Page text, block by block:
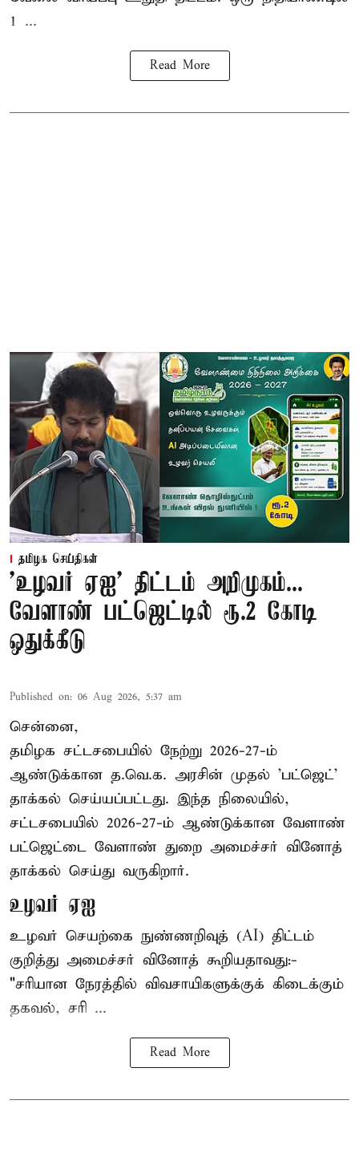
1 ...
Read More
தமிழக செய்திகள்
'உழவர் ஏஐ' திட்டம் அறிமுகம்...
வேளாண் பட்ஜெட்டில் ரூ.2 கோடி
ஒதுக்கீடு
Published on: 06 Aug 2026, 5:37 am
சென்னை,
தமிழக சட்டசபையில் நேற்று 2026-27-ம்
ஆண்டுக்கான த.வெ.க. அரசின் முதல் 'பட்ஜெட்'
தாக்கல் செய்யப்பட்டது. இந்த நிலையில்,
சட்டசபையில் 2026-27-ம் ஆண்டுக்கான வேளாண்
பட்ஜெட்டை வேளாண் துறை அமைச்சர் வினோத்
தாக்கல் செய்து வருகிறார்.
உழவர் ஏஐ
உழவர் செயற்கை நுண்ணறிவுத் (AI) திட்டம்
குறித்து அமைச்சர் வினோத் கூறியதாவது:-
"சரியான நேரத்தில் விவசாயிகளுக்குக் கிடைக்கும்
தகவல், சரி ...
Read More